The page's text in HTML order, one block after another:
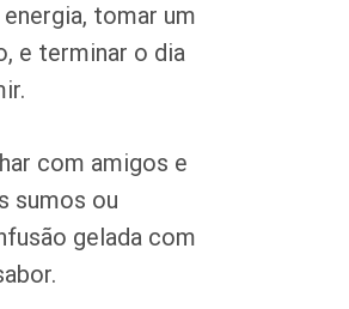
tomar um
e terminar o dia
com amigos e
sumos ou
gelada com